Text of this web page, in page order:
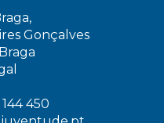
Gonçalves
144 450